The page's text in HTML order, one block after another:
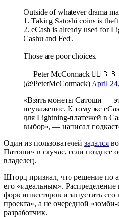
Outside of whatever drama
1. Taking Satoshi coins is
2. eCash is already used for
Cashu and Fedi.
Those are poor choices.
— Peter McCormack
(@PeterMcCormack) April
«Взять монеты Сатоши —
неуважение. К тому же
для Lightning-платежей в
выбор», — написал
Один из пользователей задался
Патоши» в случае, если позднее
владелец.
Шторц признал, что решение по
его «идеальным». Распределение
форк инвесторов и запустить его
проекта», а не очередной
разработчик.